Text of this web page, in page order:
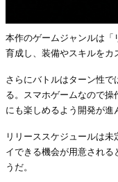
本作のゲームジャンルは「
育成し、装備やスキルをカ
さらにバトルはターン性
る。スマホゲームなので操
にも楽しめるよう開発が進
リリーススケジュールは
イできる機会が用意され
うだ。